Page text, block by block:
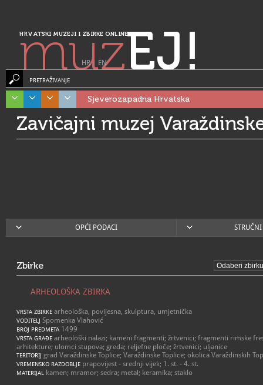
HRVATSKI MUZEJI I ZBIRKE ONLINE
muzEJ!
HR| EN
PRETRAŽIVANJE
Sjeverozapadna Hrvatska
Zavičajni muzej
OPĆI PODACI
Zbirke
ARHEOLOŠKA ZBIRKA
VRSTA ZBIRKE arheološka, povijesna, skulptura, umjetnička
VODITELJ Spomenka Vlahović
BROJ PREDMETA 1499
VRSTA GRAĐE arheološki nalazi; kameni fragmenti; žrtvenici; fragmenti rimske
arhitekture; ulomci stupova; greda; reljefne ploče; žrtvenici; uljanice
TERITORIJ grad Varaždinske Toplice; Varaždinske Toplice; okolica Varaždinskih
VREMENSKO RAZDOBLJE prapovijest - srednji vijek; 1. st. - 4. st.
MATERIJAL kamen; mramor; sedra; metal; keramika; staklo